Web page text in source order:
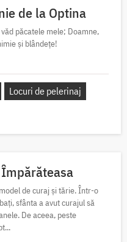
de la Optina
păcatele mele; Doamne,
şi blândeţe!
Locuri de pelerinaj
de curaj și tărie. Într-o
sfânta a avut curajul să
De aceea, peste